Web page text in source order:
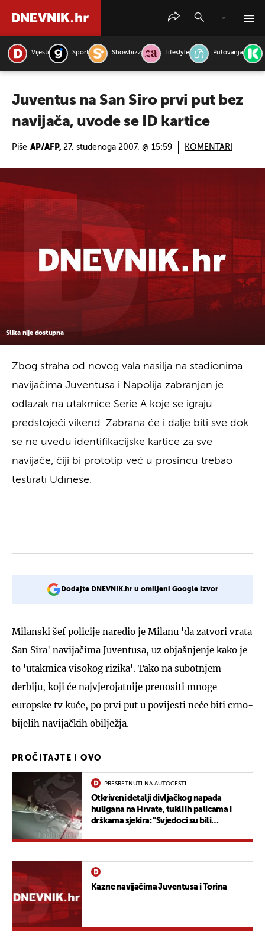
Vijesti Sport Showbizz Lifestyle Putovanja
Juventus na San Siro prvi put bez
navijača, uvode se ID kartice
Piše AP/AFP, 27. studenoga 2007. @ 15:59 KOMENTARI
Slika nije dostupna
Zbog straha od novog vala nasilja na stadionima
navijačima Juventusa i Napolija zabranjen je
odlazak na utakmice Serie A koje se igraju
predstojeći vikend. Zabrana će i dalje biti sve dok
se ne uvedu identifikacijske kartice za sve
navijače, čiji bi prototip već u prosincu trebao
testirati Udinese.
Dodajte DNEVNIK.hr u omiljeni Google izvor
Milanski šef policije naredio je Milanu 'da zatvori vrata
San Sira' navijačima Juventusa, uz objašnjenje kako je
to 'utakmica visokog rizika'. Tako na subotnjem
derbiju, koji će najvjerojatnije prenositi mnoge
europske tv kuće, po prvi put u povijesti neće biti crno-
bijelih navijačkih obilježja.
PROČITAJTE I OVO
PRESRETNUTI NA AUTOCESTI
Otkriveni detalji divljačkog napada
huligana na Hrvate, tukli ih palicama i
drškama sjekira: "Svjedoci su bili
Kazne navijačima Juventusa i Torina
PRETRAŽITE VIJESTI